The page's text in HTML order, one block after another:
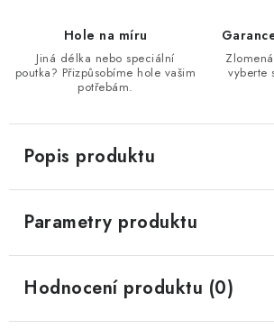
Hole na míru
Jiná délka nebo speciální
poutka? Přizpůsobíme hole vašim
potřebám.
vyberte
Popis produktu
Parametry produktu
Hodnocení produktu (0)